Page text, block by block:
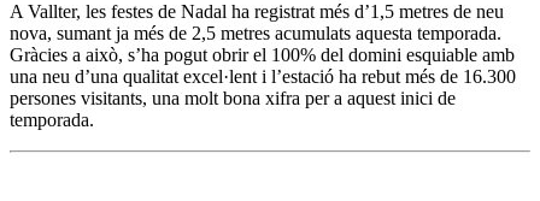
A Vallter, les festes de Nadal ha registrat més d’1,5 metres de neu
nova, sumant ja més de 2,5 metres acumulats aquesta temporada.
Gràcies a això, s’ha pogut obrir el 100% del domini esquiable amb
una neu d’una qualitat excel·lent i l’estació ha rebut més de 16.300
persones visitants, una molt bona xifra per a aquest inici de
temporada.